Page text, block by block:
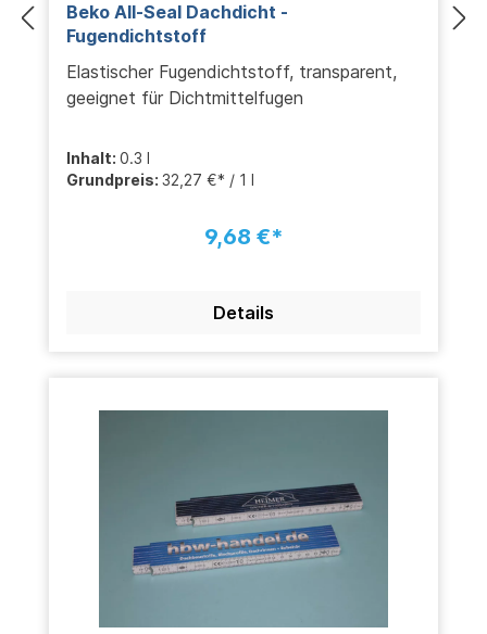
Beko All-Seal Dachdicht -
Fugendichtstoff
Elastischer Fugendichtstoff, transparent,
geeignet für Dichtmittelfugen
Inhalt: 0.3 l
Grundpreis: 32,27 €* / 1 l
9,68 €*
Details